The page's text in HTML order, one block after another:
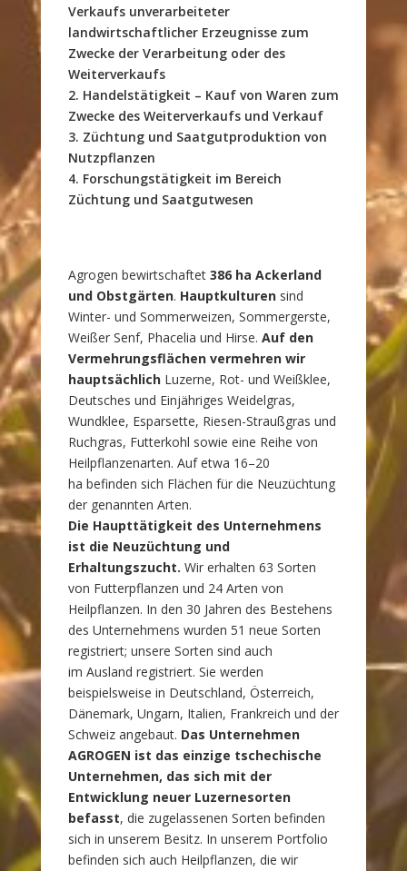
Verkaufs unverarbeiteter
landwirtschaftlicher Erzeugnisse zum
Zwecke der Verarbeitung oder des
Weiterverkaufs
2. Handelstätigkeit – Kauf von Waren zum
Zwecke des Weiterverkaufs und Verkauf
3. Züchtung und Saatgutproduktion von
Nutzpflanzen
4. Forschungstätigkeit im Bereich
Züchtung und Saatgutwesen
Agrogen bewirtschaftet 386 ha Ackerland
und Obstgärten. Hauptkulturensind
Winter- und Sommerweizen, Sommergerste,
Weißer Senf, Phacelia und Hirse. Auf den
Vermehrungsflächen vermehren wir
hauptsächlichLuzerne, Rot- und Weißklee,
Deutsches und Einjähriges Weidelgras,
Wundklee, Esparsette, Riesen-Straußgras und
Ruchgras, Futterkohl sowie eine Reihe von
Heilpflanzenarten. Auf etwa 16–20
ha befinden sich Flächen für die Neuzüchtung
der genannten Arten.
Die Haupttätigkeit des Unternehmens
ist die Neuzüchtung und
Erhaltungszucht. Wir erhalten 63 Sorten
von Futterpflanzen und 24 Arten von
Heilpflanzen. In den 30 Jahren des Bestehens
des Unternehmens wurden 51 neue Sorten
registriert; unsere Sorten sind auch
im Ausland registriert. Sie werden
beispielsweise in Deutschland, Österreich,
Dänemark, Ungarn, Italien, Frankreich und der
Schweiz angebaut. Das Unternehmen
AGROGEN ist das einzige tschechische
Unternehmen, das sich mit der
Entwicklung neuer Luzernesorten
befasst, die zugelassenen Sorten befinden
sich in unserem Besitz. In unserem Portfolio
befinden sich auch Heilpflanzen, die wir